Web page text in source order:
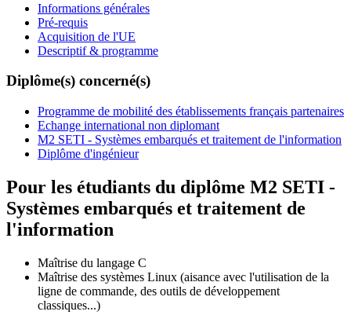
Informations générales
Pré-requis
Acquisition de l'UE
Descriptif & programme
Diplôme(s) concerné(s)
Programme de mobilité des établissements français partenaires
Echange international non diplomant
M2 SETI - Systèmes embarqués et traitement de l'information
Diplôme d'ingénieur
Pour les étudiants du diplôme M2 SETI -
Systèmes embarqués et traitement de
l'information
Maîtrise du langage C
Maîtrise des systèmes Linux (aisance avec l'utilisation de la
ligne de commande, des outils de développement
classiques...)